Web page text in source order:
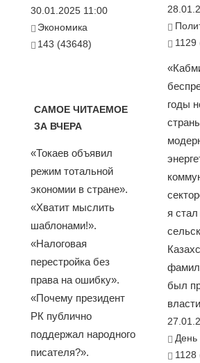
30.01.2025 11:00
Экономика
143 (43648)
САМОЕ ЧИТАЕМОЕ
ЗА ВЧЕРА
«Токаев объявил
режим тотальной
экономии в стране».
«Хватит мыслить
шаблонами!».
«Налоговая
перестройка без
права на ошибку».
«Почему президент
РК публично
поддержал народного
писателя?».
1129
годы
я
был
День
1128